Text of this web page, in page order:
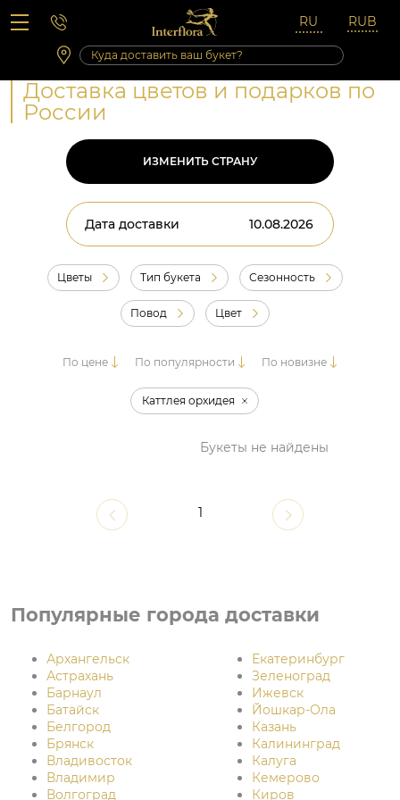
Вопросы-ответы
Сб 10:00 ‐ 14:00
Выходные и праздничные дни
Доставка цветов и подарков по
России
ИЗМЕНИТЬ СТРАНУ
Дата доставки
Цветы Тип букета Сезонность
Повод Цвет
По цене По популярности По новизне
Каттлея орхидея
Букеты не найдены
1
Популярные города доставки
Архангельск
Астрахань
Барнаул
Батайск
Белгород
Брянск
Владивосток
Владимир
Волгоград
Екатеринбург
Зеленоград
Ижевск
Йошкар-Ола
Казань
Калининград
Калуга
Кемерово
Киров